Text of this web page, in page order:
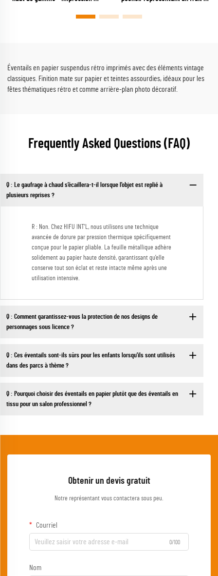
avec montants vernis brillants
à plusieurs lames représentant
jus et aux festivals estivaux
Éventails en papier suspendus rétro imprimés avec des éléments vintage
classiques. Finition mate sur papier et teintes assourdies, idéaux pour les
fêtes thématiques rétro et comme arrière-plan photo décoratif.
Frequently Asked Questions (FAQ)
Q : Le gaufrage à chaud s’écaillera-t-il lorsque l’objet est replié à
plusieurs reprises ?
R : Non. Chez HIFU INT'L, nous utilisons une technique
avancée de dorure par pression thermique spécifiquement
conçue pour le papier pliable. La feuille métallique adhère
solidement au papier haute densité, garantissant qu’elle
conserve tout son éclat et reste intacte même après une
utilisation intensive.
Q : Comment garantissez-vous la protection de nos designs de
personnages sous licence ?
Q : Ces éventails sont-ils sûrs pour les enfants lorsqu’ils sont utilisés
dans des parcs à thème ?
Q : Pourquoi choisir des éventails en papier plutôt que des éventails en
tissu pour un salon professionnel ?
Obtenir un devis gratuit
Notre représentant vous contactera sous peu.
Courriel
0/100
Nom